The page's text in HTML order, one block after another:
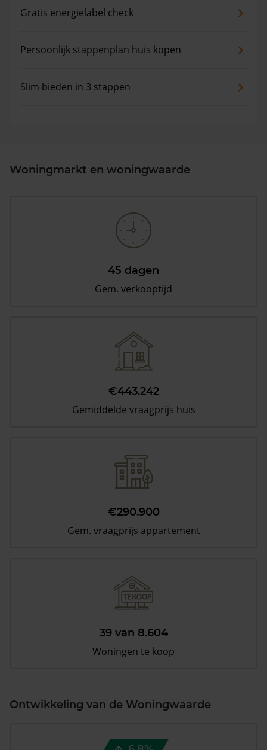
Gratis energielabel check
Persoonlijk stappenplan huis kopen
Slim bieden in 3 stappen
Woningmarkt en woningwaarde
45 dagen
Gem. verkooptijd
€443.242
Gemiddelde vraagprijs huis
€290.900
Gem. vraagprijs appartement
39 van 8.604
Woningen te koop
Ontwikkeling van de Woningwaarde